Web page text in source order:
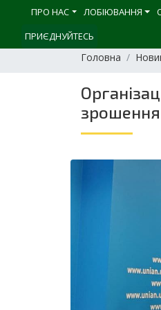
ПРО НАС ЛОБІЮВАННЯ
ПРИЄДНУЙТЕСЬ
Головна
зрошення